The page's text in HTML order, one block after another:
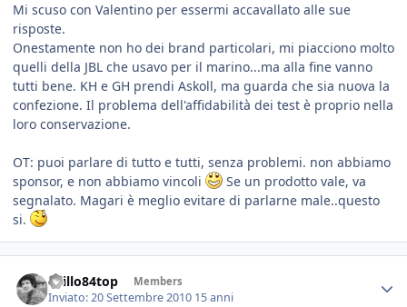
Mi scuso con Valentino per essermi accavallato alle sue
risposte.
Onestamente non ho dei brand particolari, mi piacciono molto
quelli della JBL che usavo per il marino...ma alla fine vanno
tutti bene. KH e GH prendi Askoll, ma guarda che sia nuova la
confezione. Il problema dell'affidabilità dei test è proprio nella
loro conservazione.
OT: puoi parlare di tutto e tutti, senza problemi. non abbiamo
sponsor, e non abbiamo vincoli
Se un prodotto vale, va
segnalato. Magari è meglio evitare di parlarne male..questo
si.
spillo84top Members
Inviato:20 Settembre 2010 15 anni